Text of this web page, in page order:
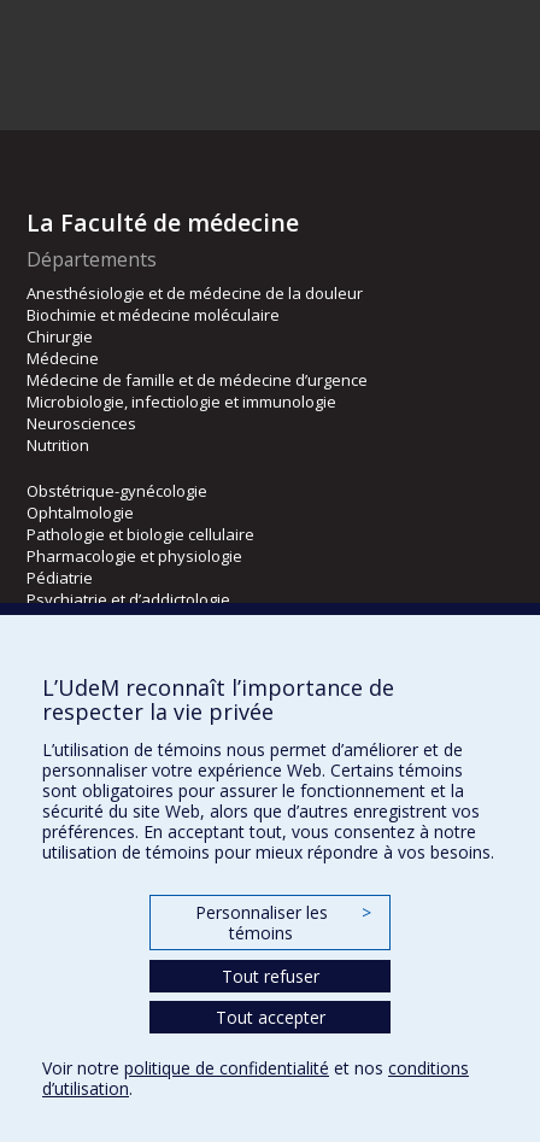
La Faculté de médecine
Départements
Anesthésiologie et de médecine de la douleur
Biochimie et médecine moléculaire
Chirurgie
Médecine
Médecine de famille et de médecine d’urgence
Microbiologie, infectiologie et immunologie
Neurosciences
Nutrition
Obstétrique-gynécologie
Ophtalmologie
Pathologie et biologie cellulaire
Pharmacologie et physiologie
Pédiatrie
Psychiatrie et d’addictologie
Radiologie, radio-oncologie et médecine nucléaire
Écoles
Orthophonie et audiologie
Réadaptation
Directions
Confidentialité Conditions d’utilisation Paramètres des témoins
L’UdeM reconnaît l’importance de
respecter la vie privée
L’utilisation de témoins nous permet d’améliorer et de
personnaliser votre expérience Web. Certains témoins
sont obligatoires pour assurer le fonctionnement et la
sécurité du site Web, alors que d’autres enregistrent vos
préférences. En acceptant tout, vous consentez à notre
utilisation de témoins pour mieux répondre à vos besoins.
Personnaliser les
témoins
>
Tout refuser
Tout accepter
Voir notre politique de confidentialité et nos conditions
d’utilisation.